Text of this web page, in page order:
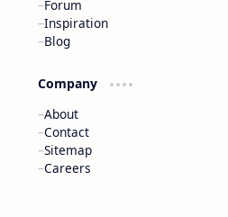
Forum
Inspiration
Blog
Company
About
Contact
Sitemap
Careers